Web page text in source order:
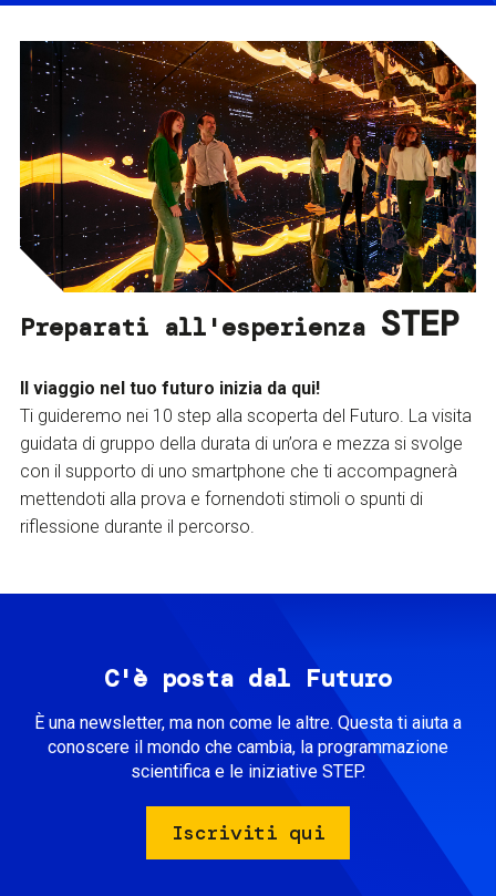
Preparati all'esperienza STEP
Il viaggio nel tuo futuro inizia da qui!
Ti guideremo nei 10 step alla scoperta del Futuro. La visita
guidata di gruppo della durata di un’ora e mezza si svolge
con il supporto di uno smartphone che ti accompagnerà
mettendoti alla prova e fornendoti stimoli o spunti di
riflessione durante il percorso.
C'è posta dal Futuro
È una newsletter, ma non come le altre. Questa ti aiuta a
conoscere il mondo che cambia, la programmazione
scientifica e le iniziative STEP.
Iscriviti qui